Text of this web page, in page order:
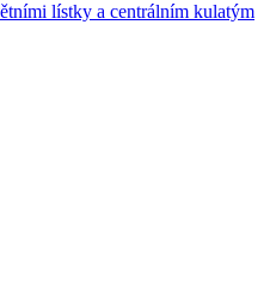
lístky a centrálním kulatým